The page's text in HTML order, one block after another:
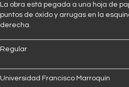
La obra está pegada a una hoja de
puntos de óxido y arrugas en la
derecha.
Regular
Universidad Francisco Marroquín